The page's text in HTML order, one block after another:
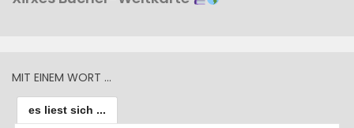
MIT EINEM WORT …
es liest sich ...